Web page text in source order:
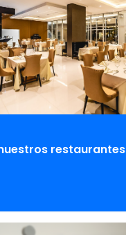
restaurantes